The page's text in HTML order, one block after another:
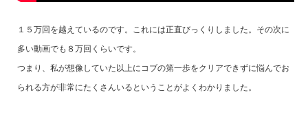
１５万回を越えているのです。これには正直びっくりしました。その次に
多い動画でも８万回くらいです。
つまり、私が想像していた以上にコブの第一歩をクリアできずに悩んでお
られる方が非常にたくさんいるということがよくわかりました。